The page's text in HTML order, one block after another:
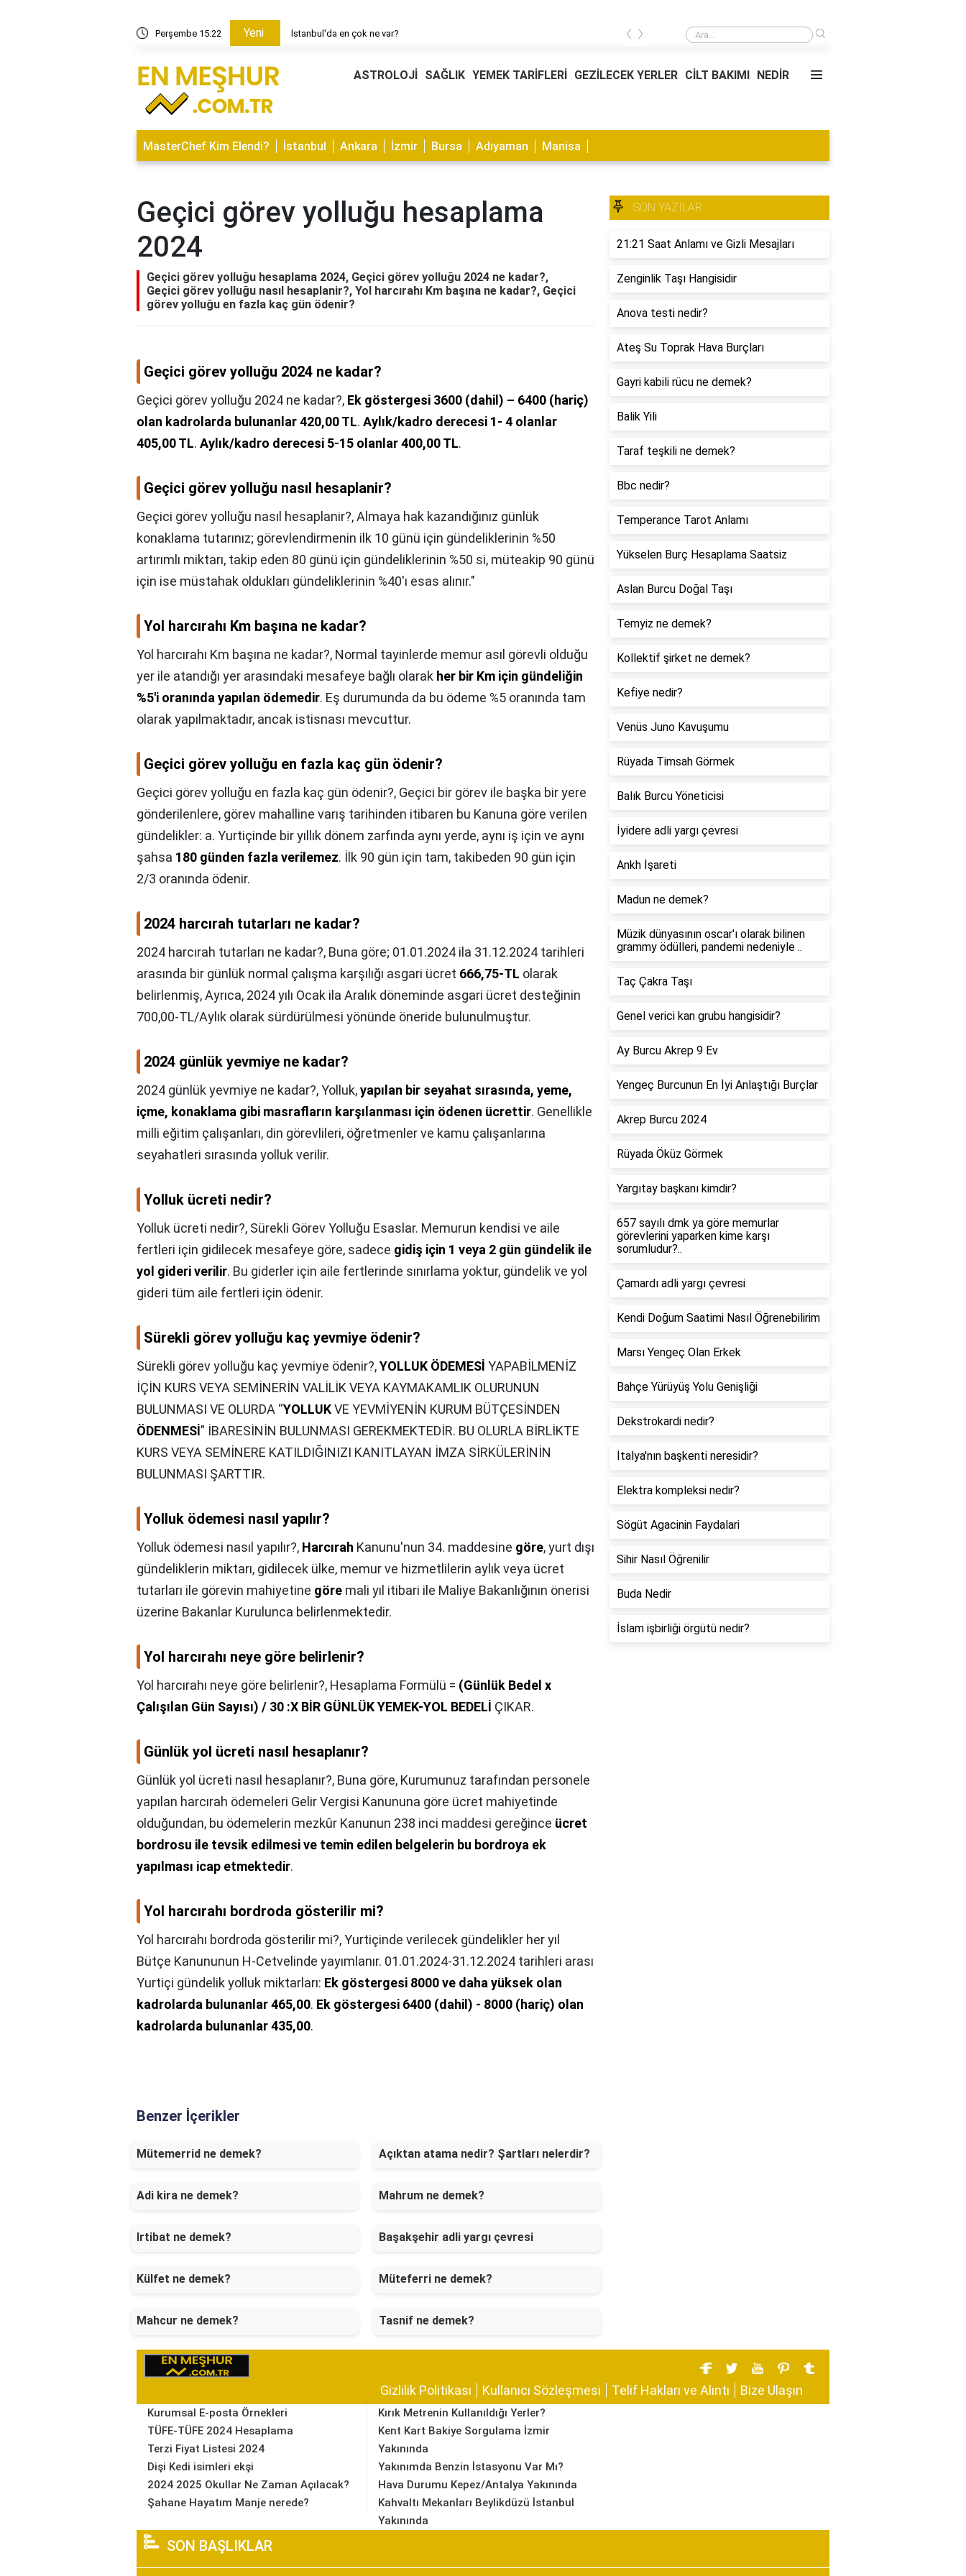
Perşembe 15:23 Yeni İstanbul'da en çok ne var? İstanbul'da en çok ne var?
‹ ›
ASTROLOJİ SAĞLIK YEMEK TARİFLERİ GEZİLECEK YERLER CİLT BAKIMI NEDİR
MasterChef Kim Elendi? İstanbul Ankara İzmir Bursa Adıyaman Manisa
Geçici görev yolluğu hesaplama
2024
Geçici görev yolluğu hesaplama 2024, Geçici görev yolluğu 2024 ne kadar?,
Geçici görev yolluğu nasıl hesaplanir?, Yol harcırahı Km başına ne kadar?, Geçici
görev yolluğu en fazla kaç gün ödenir?
Geçici görev yolluğu 2024 ne kadar?
Geçici görev yolluğu 2024 ne kadar?, Ek göstergesi 3600 (dahil) – 6400 (hariç)
olan kadrolarda bulunanlar 420,00 TL. Aylık/kadro derecesi 1- 4 olanlar
405,00 TL. Aylık/kadro derecesi 5-15 olanlar 400,00 TL.
Geçici görev yolluğu nasıl hesaplanir?
Geçici görev yolluğu nasıl hesaplanir?,Almaya hak kazandığınız günlük
konaklama tutarınız; görevlendirmenin ilk 10 günü için gündeliklerinin %50
artırımlı miktarı, takip eden 80 günü için gündeliklerinin %50 si, müteakip 90 günü
için ise müstahak oldukları gündeliklerinin %40'ı esas alınır."
Yol harcırahı Km başına ne kadar?
Yol harcırahı Km başına ne kadar?, Normal tayinlerde memur asıl görevli olduğu
yer ile atandığı yer arasındaki mesafeye bağlı olarak her bir Km için gündeliğin
%5'i oranında yapılan ödemedir. Eş durumunda da bu ödeme %5 oranında tam
olarak yapılmaktadır, ancak istisnası mevcuttur.
Geçici görev yolluğu en fazla kaç gün ödenir?
Geçici görev yolluğu en fazla kaç gün ödenir?, Geçici bir görev ile başka bir yere
gönderilenlere, görev mahalline varış tarihinden itibaren bu Kanuna göre verilen
gündelikler: a. Yurtiçinde bir yıllık dönem zarfında aynı yerde, aynı iş için ve aynı
şahsa 180 günden fazla verilemez. İlk 90 gün için tam, takibeden 90 gün için
2/3 oranında ödenir.
2024 harcırah tutarları ne kadar?
2024 harcırah tutarları ne kadar?, Buna göre; 01.01.2024 ila 31.12.2024 tarihleri
arasında bir günlük normal çalışma karşılığı asgari ücret 666,75-TL olarak
belirlenmiş, Ayrıca, 2024 yılı Ocak ila Aralık döneminde asgari ücret desteğinin
700,00-TL/Aylık olarak sürdürülmesi yönünde öneride bulunulmuştur.
2024 günlük yevmiye ne kadar?
2024 günlük yevmiye ne kadar?,Yolluk,yapılan bir seyahat sırasında, yeme,
içme, konaklama gibi masrafların karşılanması için ödenen ücrettir. Genellikle
milli eğitim çalışanları, din görevlileri, öğretmenler ve kamu çalışanlarına
seyahatleri sırasında yolluk verilir.
Yolluk ücreti nedir?
Yolluk ücreti nedir?, Sürekli Görev Yolluğu Esaslar. Memurun kendisi ve aile
fertleri için gidilecek mesafeye göre, sadece gidiş için 1 veya 2 gün gündelik ile
yol gideri verilir. Bu giderler için aile fertlerinde sınırlama yoktur, gündelik ve yol
gideri tüm aile fertleri için ödenir.
Sürekli görev yolluğu kaç yevmiye ödenir?
Sürekli görev yolluğu kaç yevmiye ödenir?,YOLLUK ÖDEMESİ YAPABİLMENİZ
İÇİN KURS VEYA SEMİNERİN VALİLİK VEYA KAYMAKAMLIK OLURUNUN
BULUNMASI VE OLURDA “YOLLUKVE YEVMİYENİN KURUM BÜTÇESİNDEN
ÖDENMESİ” İBARESİNİN BULUNMASI GEREKMEKTEDİR. BU OLURLA BİRLİKTE
KURS VEYA SEMİNERE KATILDIĞINIZI KANITLAYAN İMZA SİRKÜLERİNİN
BULUNMASI ŞARTTIR.
Yolluk ödemesi nasıl yapılır?
Yolluk ödemesi nasıl yapılır?, Harcırah Kanunu'nun 34. maddesine göre, yurt dışı
gündeliklerin miktarı, gidilecek ülke, memur ve hizmetlilerin aylık veya ücret
tutarları ile görevin mahiyetine göre mali yıl itibari ile Maliye Bakanlığının önerisi
üzerine Bakanlar Kurulunca belirlenmektedir.
Yol harcırahı neye göre belirlenir?
Yol harcırahı neye göre belirlenir?, Hesaplama Formülü = (Günlük Bedel x
Çalışılan Gün Sayısı) / 30 :X BİR GÜNLÜK YEMEK-YOL BEDELİ ÇIKAR.
Günlük yol ücreti nasıl hesaplanır?
Günlük yol ücreti nasıl hesaplanır?, Buna göre, Kurumunuz tarafından personele
yapılan harcırah ödemeleri Gelir Vergisi Kanununa göre ücret mahiyetinde
olduğundan, bu ödemelerin mezkûr Kanunun 238 inci maddesi gereğince ücret
bordrosu ile tevsik edilmesi ve temin edilen belgelerin bu bordroya ek
yapılması icap etmektedir.
Yol harcırahı bordroda gösterilir mi?
Yol harcırahı bordroda gösterilir mi?,Yurtiçinde verilecek gündelikler her yıl
Bütçe Kanununun H-Cetvelinde yayımlanır. 01.01.2024-31.12.2024 tarihleri arası
Yurtiçi gündelik yolluk miktarları: Ek göstergesi 8000 ve daha yüksek olan
kadrolarda bulunanlar 465,00. Ek göstergesi 6400 (dahil) - 8000 (hariç) olan
kadrolarda bulunanlar 435,00.
Benzer İçerikler
Mütemerrid ne demek? Açıktan atama nedir? Şartları nelerdir?
Adi kira ne demek? Mahrum ne demek?
Irtibat ne demek? Başakşehir adli yargı çevresi
Külfet ne demek? Müteferri ne demek?
Mahcur ne demek? Tasnif ne demek?
SON YAZILAR
21:21 Saat Anlamı ve Gizli Mesajları
Zenginlik Taşı Hangisidir
Anova testi nedir?
Ateş Su Toprak Hava Burçları
Gayri kabili rücu ne demek?
Balik Yili
Taraf teşkili ne demek?
Bbc nedir?
Temperance Tarot Anlamı
Yükselen Burç Hesaplama Saatsiz
Aslan Burcu Doğal Taşı
Temyiz ne demek?
Kollektif şirket ne demek?
Kefiye nedir?
Venüs Juno Kavuşumu
Rüyada Timsah Görmek
Balık Burcu Yöneticisi
İyidere adli yargı çevresi
Ankh İşareti
Madun ne demek?
Müzik dünyasının oscar'ı olarak bilinen
grammy ödülleri, pandemi nedeniyle ..
Taç Çakra Taşı
Genel verici kan grubu hangisidir?
Ay Burcu Akrep 9 Ev
Yengeç Burcunun En İyi Anlaştığı Burçlar
Akrep Burcu 2024
Rüyada Öküz Görmek
Yargıtay başkanı kimdir?
657 sayılı dmk ya göre memurlar
görevlerini yaparken kime karşı
sorumludur?..
Çamardı adli yargı çevresi
Kendi Doğum Saatimi Nasıl Öğrenebilirim
Marsı Yengeç Olan Erkek
Bahçe Yürüyüş Yolu Genişliği
Dekstrokardi nedir?
İtalya'nın başkenti neresidir?
Elektra kompleksi nedir?
Sögüt Agacinin Faydalari
Sihir Nasıl Öğrenilir
Buda Nedir
İslam işbirliği örgütü nedir?
Gizlilik Politikası Kullanıcı Sözleşmesi Telif Hakları ve Alıntı Bize Ulaşın
Kurumsal E-posta Örnekleri
TÜFE-TÜFE 2024 Hesaplama
Terzi Fiyat Listesi 2024
Dişi Kedi isimleri ekşi
2024 2025 Okullar Ne Zaman Açılacak?
Şahane Hayatım Manje nerede?
Kırık Metrenin Kullanıldığı Yerler?
Kent Kart Bakiye Sorgulama İzmir
Yakınında
Yakınımda Benzin İstasyonu Var Mı?
Hava Durumu Kepez/Antalya Yakınında
Kahvaltı Mekanları Beylikdüzü İstanbul
Yakınında
SON BAŞLIKLAR